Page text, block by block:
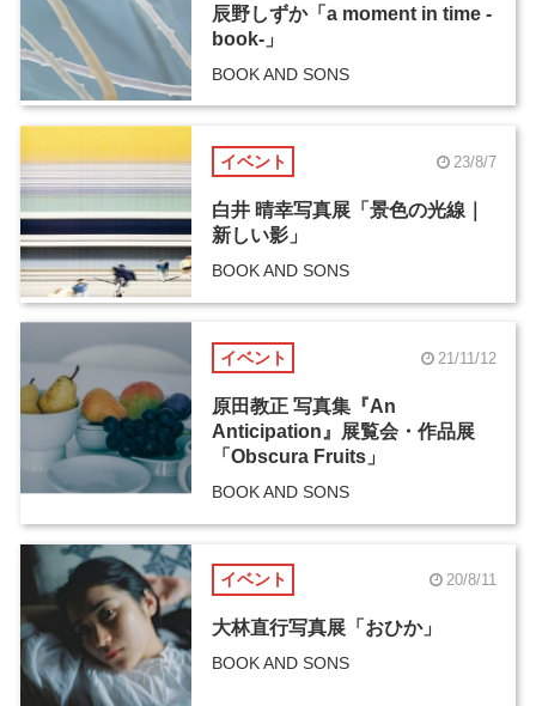
辰野しずか「a moment in time -
book-」
BOOK AND SONS
イベント 23/8/7
白井 晴幸写真展「景色の光線｜
新しい影」
BOOK AND SONS
イベント 21/11/12
原田教正 写真集『An
Anticipation』展覧会・作品展
「Obscura Fruits」
BOOK AND SONS
イベント 20/8/11
大林直行写真展「おひか」
BOOK AND SONS